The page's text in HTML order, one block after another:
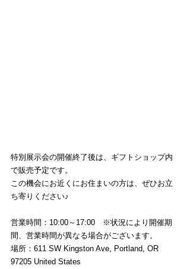
特別展示会の開催終了後は、ギフトショップ内
で販売予定です。
この機会にお近くにお住まいの方は、ぜひお立
ち寄りください♪
営業時間：10:00～17:00　※状況により開催期
間、営業時間が異なる場合がございます。
場所：611 SW Kingston Ave, Portland, OR
97205 United States